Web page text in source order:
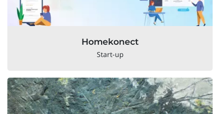
Homekonect
Start-up